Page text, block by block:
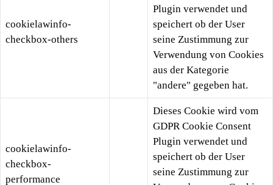
cookielawinfo-
checkbox-others
Plugin verwendet und
speichert ob der User
seine Zustimmung zur
Verwendung von Cookies
aus der Kategorie
"andere" gegeben hat.
cookielawinfo-
checkbox-
performance
Dieses Cookie wird vom
GDPR Cookie Consent
Plugin verwendet und
speichert ob der User
seine Zustimmung zur